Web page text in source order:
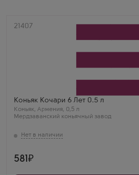
Артикул
21407
Коньяк Кочари 6 Лет 0.5 л
Коньяк, Армения, 0,5 л
Мердзаванский коньячный завод
Выдержка
6 лет
581